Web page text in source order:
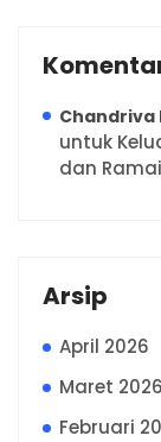
Chandriva
untuk
dan
Arsip
April 2026
Maret 2026
Februari